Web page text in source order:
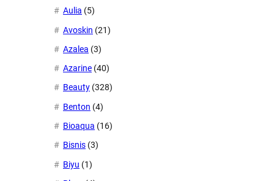
Aulia (5)
Avoskin (21)
Azalea (3)
Azarine (40)
Beauty (328)
Benton (4)
Bioaqua (16)
Bisnis (3)
Biyu (1)